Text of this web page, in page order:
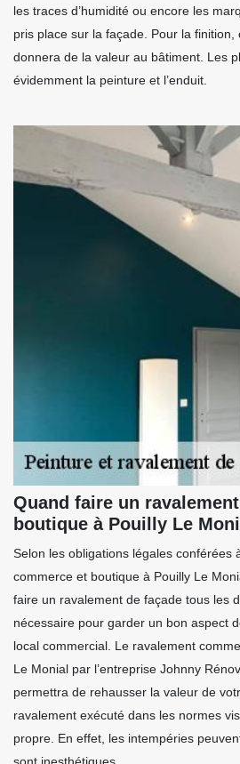
les traces d’humidité ou encore les
pris place sur la façade. Pour la
donnera de la valeur au bâtiment. Les
évidemment la peinture et l’enduit.
Quand faire un
boutique à Pouilly Le
Selon les obligations légales conférées
commerce et boutique à Pouilly Le
faire un ravalement de façade tous les
nécessaire pour garder un bon aspect
local commercial. Le ravalement
Le Monial par l’entreprise Johnny
permettra de rehausser la valeur de
ravalement exécuté dans les normes
propre. En effet, les intempéries